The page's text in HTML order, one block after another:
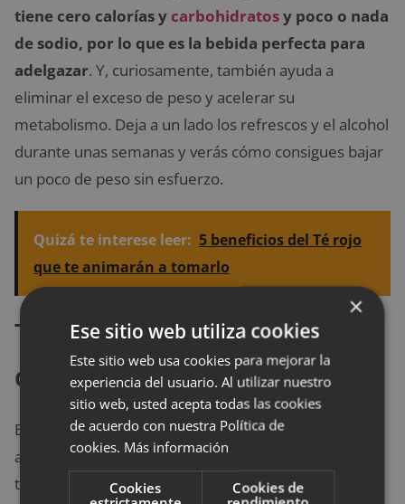
tiene cero calorías y carbohidratosy poco o nada
de sodio, por lo que es la bebida perfecta para
adelgazar. Y, curiosamente, también ayuda a
eliminar el exceso de peso y acelerar su
metabolismo. Deja a un lado los refrescos y el alcohol
durante unas semanas y verás cómo consigues bajar
un poco de peso sin esfuerzo.
Quizá te interese leer: 5 beneficios del Té rojo
que te animarán a tomarlo
Toma café una hora antes
de hacer ejercicio
Esta es la única excepción a la regla de beber solo
agua: al igual que un café hace que tus mañanas de
trabajo sean más productivas, una taza de café antes
×
Ese sitio web utiliza cookies
Este sitio web usa cookies para mejorar la
experiencia del usuario. Al utilizar nuestro
sitio web, usted acepta todas las cookies
de acuerdo con nuestra Política de
cookies. Más información
Cookies
Cookies de